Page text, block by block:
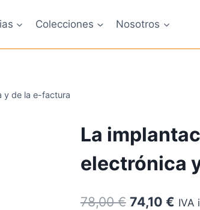
Colecciones Nosotros
y de la e-factura
La
electrónica
78,00€ El
74,10 €ElIVA